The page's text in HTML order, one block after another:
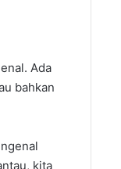
Ada
bahkan
kita